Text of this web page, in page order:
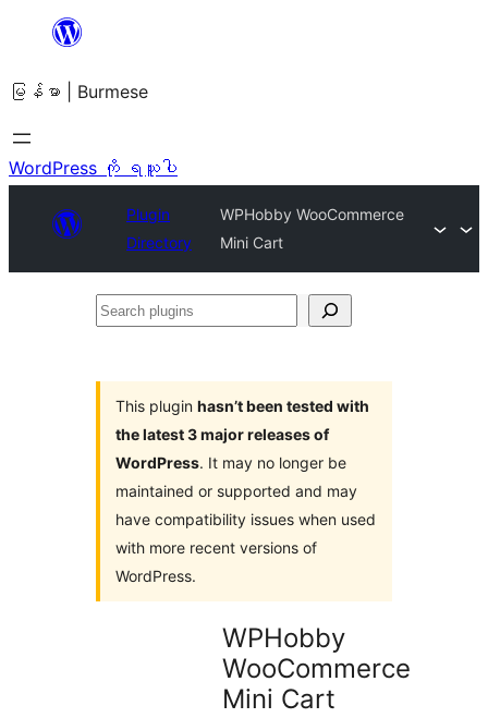
အကြောင်းအရာ
ကျော်သွား
ရန်
မြန်မာ | Burmese
WordPress ကို ရယူပါ
Plugin
Directory
WPHobby WooCommerce
Mini Cart
Search
This plugin hasn’t been tested with
the latest 3 major releases of
WordPress. It may no longer be
maintained or supported and may
have compatibility issues when used
with more recent versions of
WordPress.
WPHobby
WooCommerce
Mini Cart